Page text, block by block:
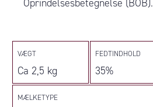
Oprindelsesbetegnelse (BOB).
VÆGT
Ca 2,5 kg
FEDTINDHOLD
35%
MÆLKETYPE